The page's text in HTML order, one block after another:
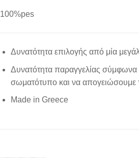
100%pes
Δυνατότητα επιλογής από μία
Δυνατότητα παραγγελίας σύμφωνα
σωματότυπο και να απογειώσουμε
Made in Greece